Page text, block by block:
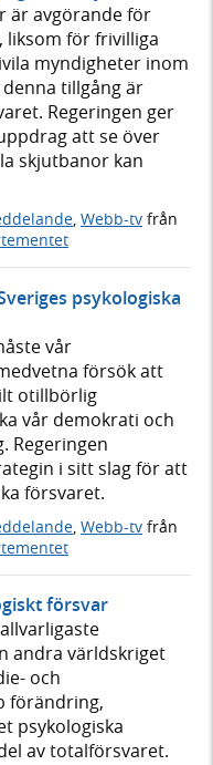
är avgörande för
liksom för frivilliga
myndigheter inom
tillgång är
Regeringen ger
att se över
skjutbanor kan
, Webb-tv från
psykologiska
vår
försök att
otillbörlig
vår demokrati och
Regeringen
i sitt slag för att
försvaret.
Webb-tv från
försvar
andra världskriget
och
förändring,
psykologiska
av totalförsvaret.